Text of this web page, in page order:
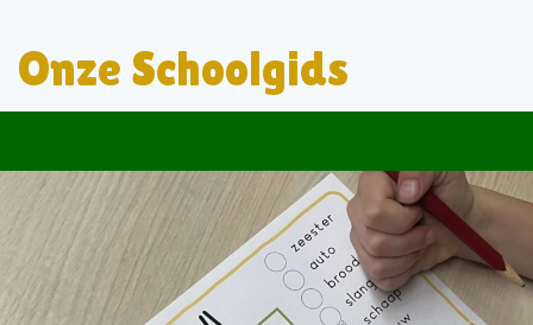
Onze Schoolgids